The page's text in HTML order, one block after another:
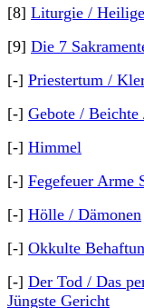
[8] Liturgie /
[9] Die 7
[-] Priestertum /
[-] Gebote / Beichte
[-] Himmel
[-] Fegefeuer Arme
[-] Hölle / Dämonen
[-] Okkulte
[-] Der Tod / Das
Jüngste Gericht